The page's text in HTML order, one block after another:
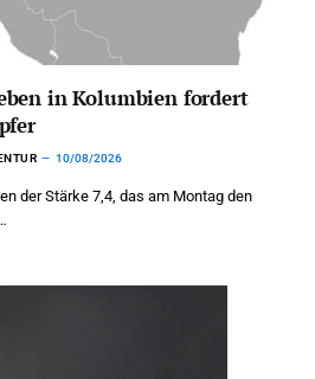
in Kolumbien fordert
10/08/2026
der Stärke 7,4, das am Montag den